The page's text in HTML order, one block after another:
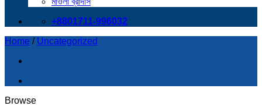
+8801711-996032
Home / Uncategorized
Browse